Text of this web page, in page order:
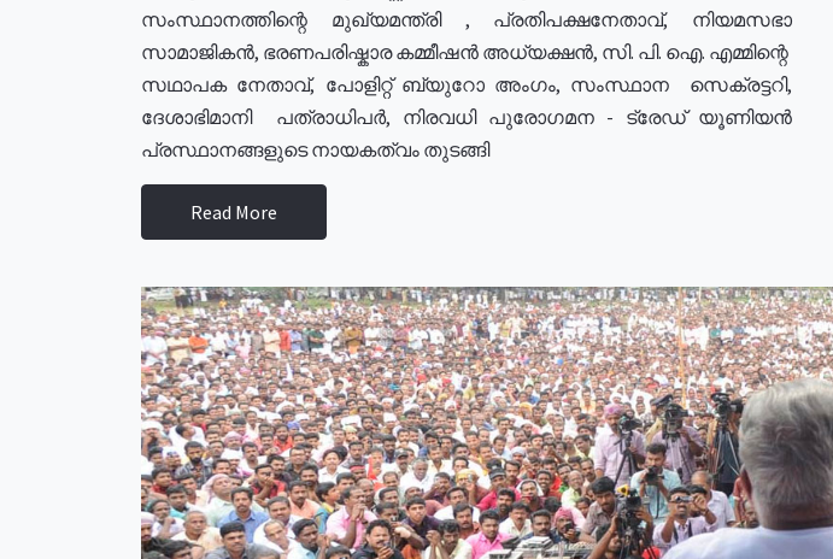
സംസ്ഥാനത്തിന്റെ മുഖ്യമന്ത്രി , പ്രതിപക്ഷനേതാവ്, നിയമസഭാ
സാമാജികൻ, ഭരണപരിഷ്കാര കമ്മീഷൻ അധ്യക്ഷൻ, സി. പി. ഐ. എമ്മിന്റെ
സഥാപക നേതാവ്, പോളിറ്റ് ബ്യുറോ അംഗം, സംസ്ഥാന സെക്രട്ടറി,
ദേശാഭിമാനി പത്രാധിപർ, നിരവധി പുരോഗമന - ട്രേഡ് യൂണിയൻ
പ്രസ്ഥാനങ്ങളുടെ നായകത്വം തുടങ്ങി
Read More